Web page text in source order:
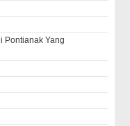
Pontianak Yang